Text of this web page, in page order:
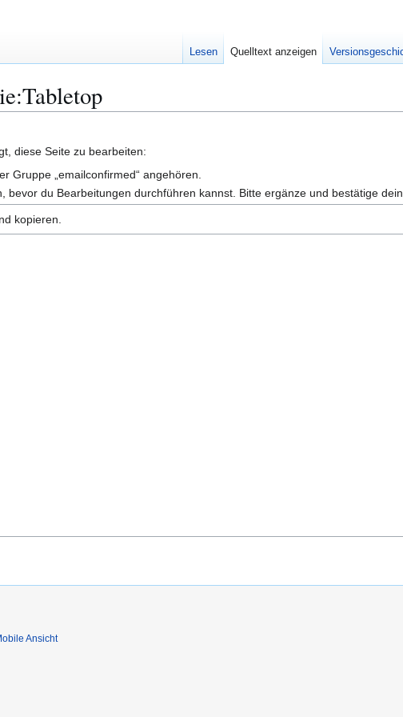
diese Seite zu bearbeiten:
Gruppe „emailconfirmed“ angehören.
bevor du Bearbeitungen durchführen kannst. Bitte ergänze und bestätige
kopieren.
Lesen Quelltext anzeigen
Ansicht